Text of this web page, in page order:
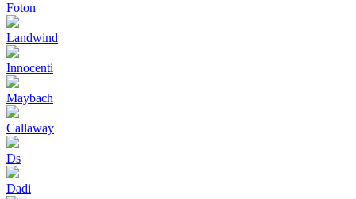
Foton
Landwind
Innocenti
Maybach
Callaway
Ds
Dadi